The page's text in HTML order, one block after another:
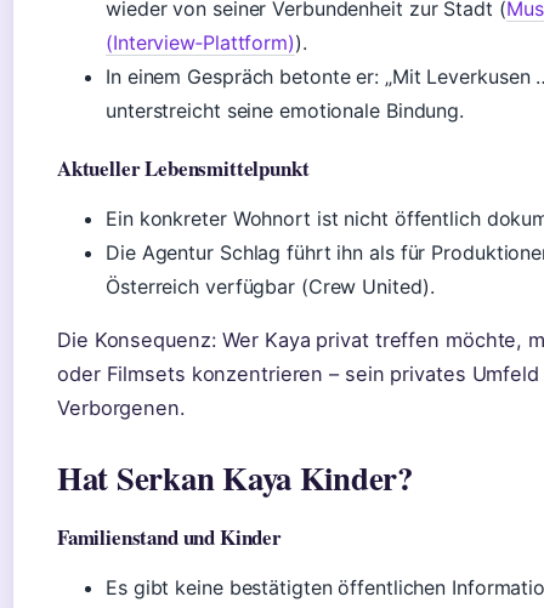
wieder von seiner Verbundenheit zur Stadt (
(Interview‑Plattform)).
In einem Gespräch betonte er: „Mit Leverkusen
unterstreicht seine emotionale Bindung.
Aktueller Lebensmittelpunkt
Ein konkreter Wohnort ist nicht öffentlich
Die Agentur Schlag führt ihn als für
Österreich verfügbar (Crew United).
Die Konsequenz: Wer Kaya privat treffen möchte,
oder Filmsets konzentrieren – sein privates
Verborgenen.
Hat Serkan Kaya Kinder?
Familienstand und Kinder
Es gibt keine bestätigten öffentlichen